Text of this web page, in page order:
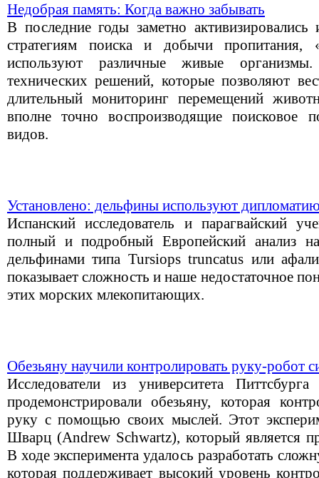
Недобрая память: Когда важно забывать
В последние годы заметно активизировались
стратегиям поиска и добычи пропитания,
используют различные живые
технических решений, которые позволяют
длительный мониторинг перемещений
вполне точно воспроизводящие поисковое
видов.
Установлено: дельфины используют
Испанский исследователь и парагвайский
полный и подробный Европейский анализ
дельфинами типа Tursiops truncatus или
показывает сложность и наше недостаточное
этих морских млекопитающих.
Обезьяну научили контролировать руку-робот
Исследователи из университета
продемонстрировали обезьяну, которая
руку с помощью своих мыслей. Этот
Шварц (Andrew Schwartz), который является
В ходе эксперимента удалось разработать
которая поддерживает высокий уровень